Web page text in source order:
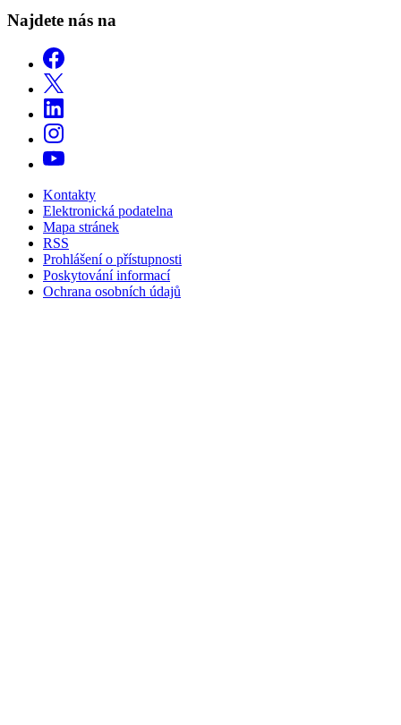
Najdete nás na
Kontakty
Elektronická podatelna
Mapa stránek
RSS
Prohlášení o přístupnosti
Poskytování informací
Ochrana osobních údajů